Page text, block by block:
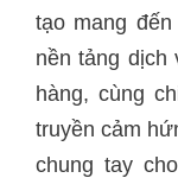
tạo mang
nền tảng dịch
hàng, cùng
truyền cảm
chung tay